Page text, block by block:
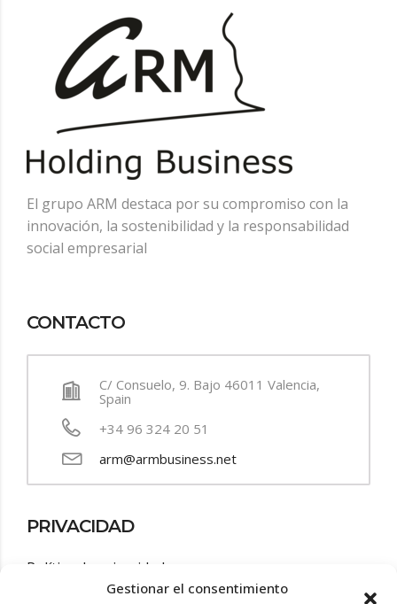
Gestionar el consentimiento
El grupo ARM destaca por su compromiso con la
innovación, la sostenibilidad y la responsabilidad
social empresarial
CONTACTO
C/ Consuelo, 9. Bajo 46011 Valencia,
Spain
+34 96 324 20 51
arm@armbusiness.net
PRIVACIDAD
Política de privacidad